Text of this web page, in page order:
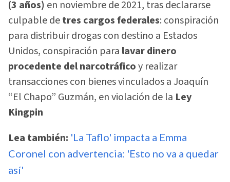
(3 años) en noviembre de 2021, tras declararse
culpable detres cargos federales: conspiración
para distribuir drogas con destino a Estados
Unidos, conspiración para lavar dinero
procedente del narcotráficoy realizar
transacciones con bienes vinculados a Joaquín
“El Chapo” Guzmán, en violación de la Ley
Kingpin
Lea también: 'La Taflo' impacta a Emma
Coronel con advertencia: 'Esto no va a quedar
así'